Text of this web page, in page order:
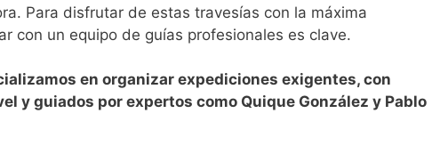
Para disfrutar de estas travesías con la máxima
con un equipo de guías profesionales es clave.
en organizar expediciones exigentes, con
y guiados por expertos como Quique González y Pablo